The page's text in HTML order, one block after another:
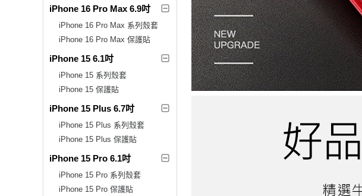
iPhone 16 Pro Max 6.9吋
iPhone 16 Pro Max 系列殼套
iPhone 16 Pro Max 保護貼
iPhone 15 6.1吋
iPhone 15 系列殼套
iPhone 15 保護貼
iPhone 15 Plus 6.7吋
iPhone 15 Plus 系列殼套
iPhone 15 Plus 保護貼
iPhone 15 Pro 6.1吋
iPhone 15 Pro 系列殼套
iPhone 15 Pro 保護貼